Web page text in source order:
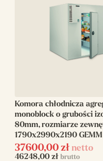
Wysokość (mm)
wewnętrzne (mm)
(kW)
1
Zasilanie
Napięcie zasilania 230
Komora chłodnicza
monoblock o grubości
80mm, rozmiarze
1790x2990x2190
37600,00 zł netto
46248,00 zł brutto